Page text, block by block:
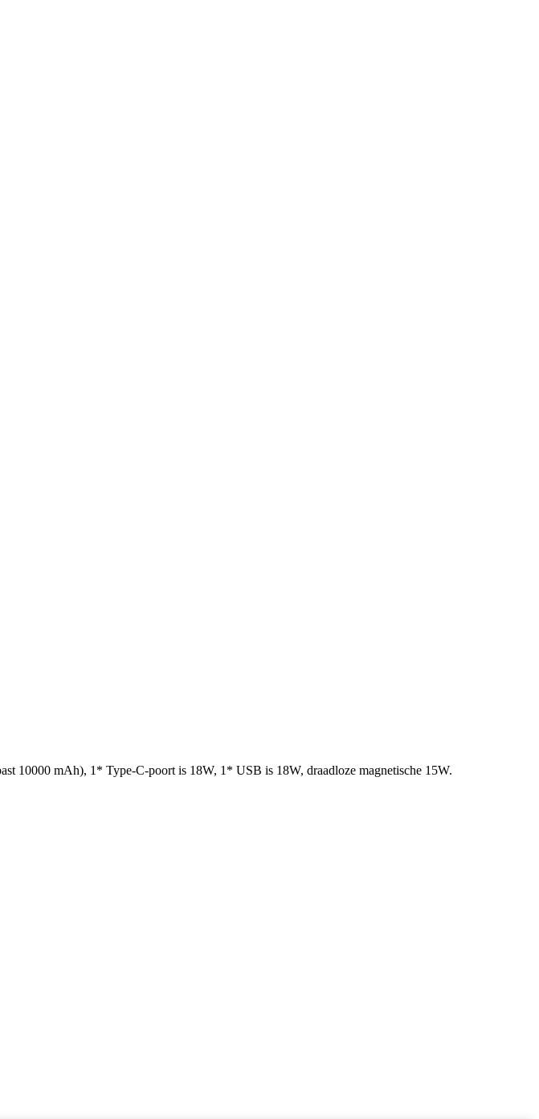
10000 mAh), 1* Type-C-poort is 18W, 1* USB is 18W, draadloze magnetische 15W.